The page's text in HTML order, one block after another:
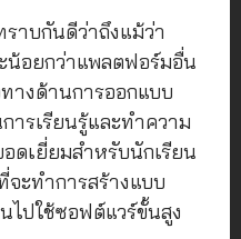
าบกันดีว่าถึงแม้ว่า
อยกว่าแพลตฟอร์มอื่น
างด้านการออกแบบ
ารเรียนรู้และทำความ
อดเยี่ยมสำหรับนักเรียน
จะทำการสร้างแบบ
ไปใช้ซอฟต์แวร์ขั้นสูง